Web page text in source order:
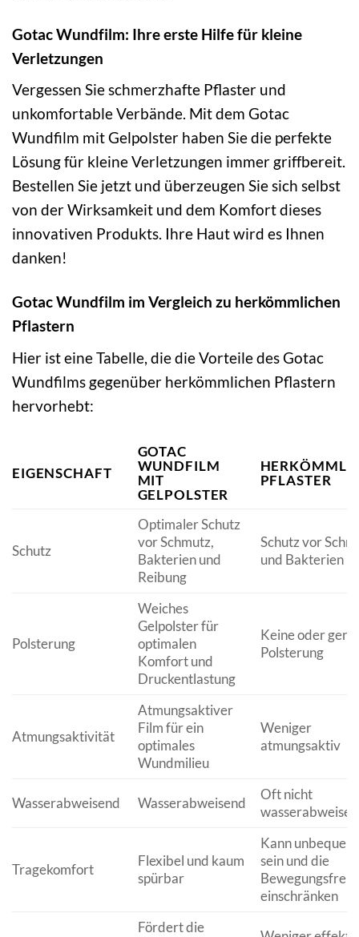
Gotac Wundfilm: Ihre erste Hilfe für kleine
Verletzungen
Vergessen Sie schmerzhafte Pflaster und
unkomfortable Verbände. Mit dem Gotac
Wundfilm mit Gelpolster haben Sie die perfekte
Lösung für kleine Verletzungen immer griffbereit.
Bestellen Sie jetzt und überzeugen Sie sich selbst
von der Wirksamkeit und dem Komfort dieses
innovativen Produkts. Ihre Haut wird es Ihnen
danken!
Gotac Wundfilm im Vergleich zu herkömmlichen
Pflastern
Hier ist eine Tabelle, die die Vorteile des Gotac
Wundfilms gegenüber herkömmlichen Pflastern
hervorhebt:
EIGENSCHAFT
GOTAC
WUNDFILM
MIT
GELPOLSTER
PFLASTER
Schutz
Optimaler Schutz
vor Schmutz,
Bakterien und
Reibung
Schutz vor
und Bakterien
Polsterung
Weiches
Gelpolster für
optimalen
Komfort und
Druckentlastung
Keine oder
Polsterung
Atmungsaktivität
Atmungsaktiver
Film für ein
optimales
Wundmilieu
Weniger
atmungsaktiv
Wasserabweisend Wasserabweisend
Oft nicht
Tragekomfort
Flexibel und kaum
spürbar
Kann unbequem
sein und die
einschränken
Fördert die